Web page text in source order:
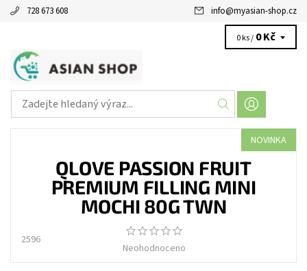
728 673 608 info@myasian-shop.cz
0 ks / 0 Kč
NOVINKA
QLOVE PASSION FRUIT
PREMIUM FILLING MINI
MOCHI 80G TWN
2596
Neohodnoceno